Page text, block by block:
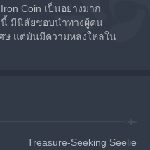
Coin เป็นอย่างมาก
นี้ มีนิสัยชอบนำทางผู้คน
ษ แต่มันมีความหลงใหลใน
Treasure-Seeking Seelie